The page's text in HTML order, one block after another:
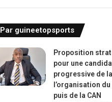
Par guineetopsports
Proposition
pour une
progressive de
l’organisation du
puis de la CAN